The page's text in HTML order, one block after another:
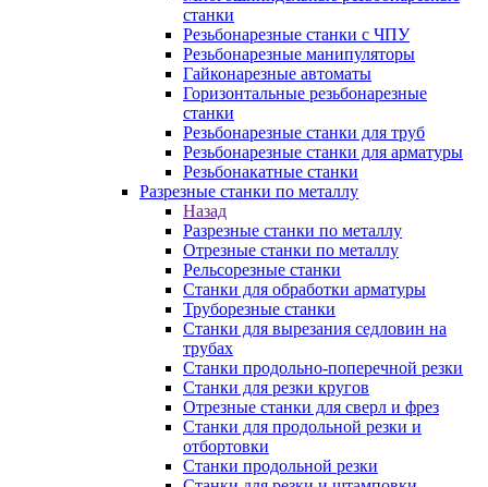
станки
Резьбонарезные станки с ЧПУ
Резьбонарезные манипуляторы
Гайконарезные автоматы
Горизонтальные резьбонарезные
станки
Резьбонарезные станки для труб
Резьбонарезные станки для арматуры
Резьбонакатные станки
Разрезные станки по металлу
Назад
Разрезные станки по металлу
Отрезные станки по металлу
Рельсорезные станки
Станки для обработки арматуры
Труборезные станки
Станки для вырезания седловин на
трубаx
Станки продольно-поперечной резки
Станки для резки кругов
Отрезные станки для сверл и фрез
Станки для продольной резки и
отбортовки
Станки продольной резки